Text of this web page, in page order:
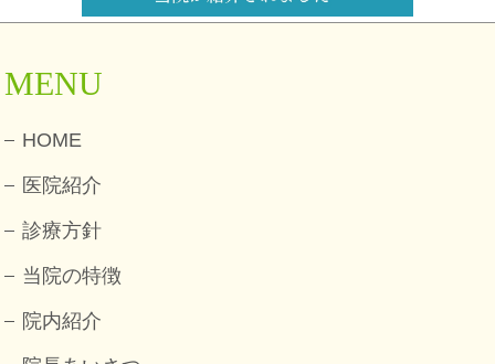
MENU
HOME
医院紹介
診療方針
当院の特徴
院内紹介